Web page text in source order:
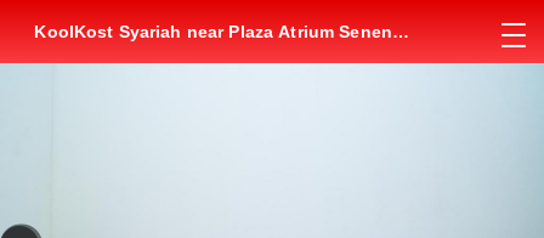
KoolKost Syariah near Plaza Atrium Senen